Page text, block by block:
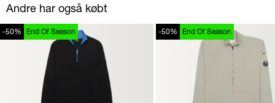
Andre har også købt
-50% End Of Season -50% End Of Season